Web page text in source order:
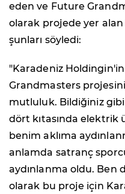
eden ve Future
olarak projede yer
şunları söyledi:
"Karadeniz
Grandmasters
mutluluk. Bildiğiniz
dört kıtasında
benim aklıma
anlamda satranç
aydınlanma oldu. Ben
olarak bu proje için